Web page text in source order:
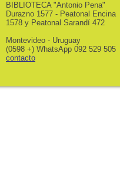
BIBLIOTECA "Antonio Pena"
Durazno 1577 - Peatonal Encina
1578 y Peatonal Sarandí 472
Montevideo - Uruguay
(0598 +) WhatsApp 092 529 505
contacto